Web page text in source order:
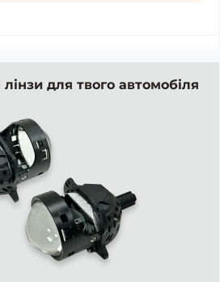
для твого автомобіля